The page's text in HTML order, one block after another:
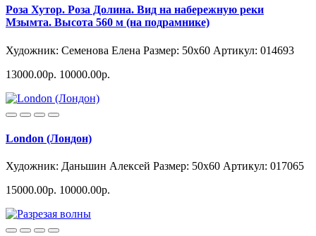
Роза Хутор. Роза Долина. Вид на набережную реки
Мзымта. Высота 560 м (на подрамнике)
Художник: Семенова Елена Размер: 50x60 Артикул: 014693
13000.00р. 10000.00р.
London (Лондон)
Художник: Даньшин Алексей Размер: 50x60 Артикул: 017065
15000.00р. 10000.00р.